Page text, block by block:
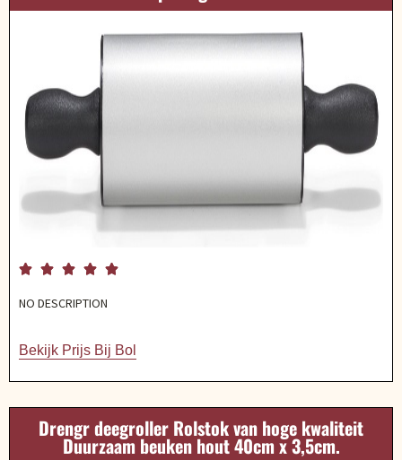
    
NO DESCRIPTION
Bekijk Prijs Bij Bol
Drengr deegroller Rolstok van hoge kwaliteit
Duurzaam beuken hout 40cm x 3,5cm.